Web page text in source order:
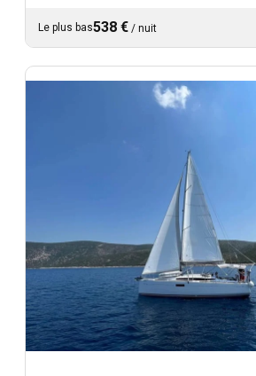
Le plus bas538 € / nuit